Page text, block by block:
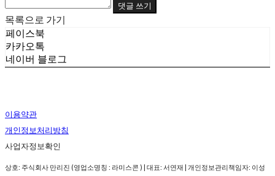
댓글 쓰기
목록으로 가기
페이스북
카카오톡
네이버 블로그
이용약관
개인정보처리방침
사업자정보확인
상호: 주식회사 만리진 (영업소명칭 : 라미스콘 ) | 대표: 서연재 | 개인정보관리책임자: 이성